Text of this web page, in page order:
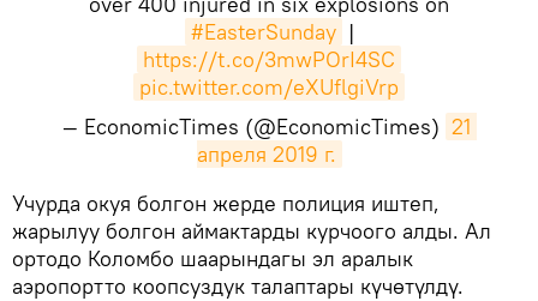
#EasterSunday |
https://t.co/3mwPOrI4SC
pic.twitter.com/eXUflgiVrp
— EconomicTimes (@EconomicTimes) 21
апреля 2019 г.
​Учурда окуя болгон жерде полиция иштеп,
жарылуу болгон аймактарды курчоого алды. Ал
ортодо Коломбо шаарындагы эл аралык
аэропортто коопсуздук талаптары күчөтүлдү.